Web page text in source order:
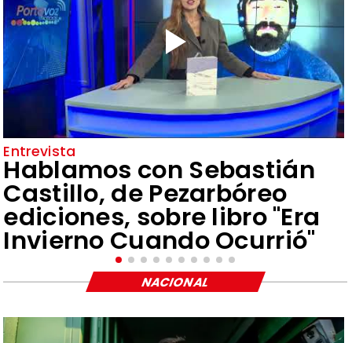
Entrevista
Hablamos con Sebastián
Castillo, de Pezarbóreo
ediciones, sobre libro "Era
Invierno Cuando Ocurrió"
NACIONAL